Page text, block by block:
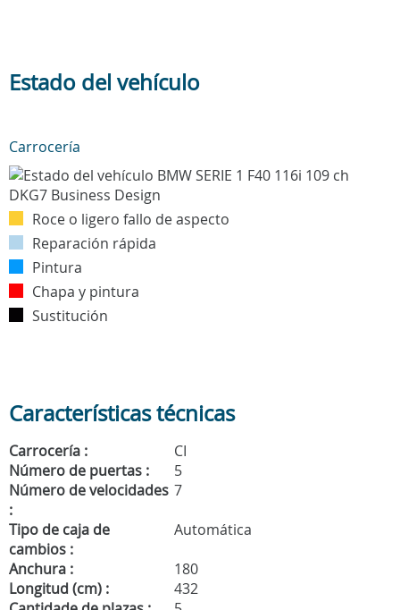
Estado del vehículo
Carrocería
Roce o ligero fallo de aspecto
Reparación rápida
Pintura
Chapa y pintura
Sustitución
Características técnicas
Carrocería :
CI
Número de puertas :
5
Número de velocidades
:
7
Tipo de caja de
cambios :
Automática
Anchura :
180
Longitud (cm) :
432